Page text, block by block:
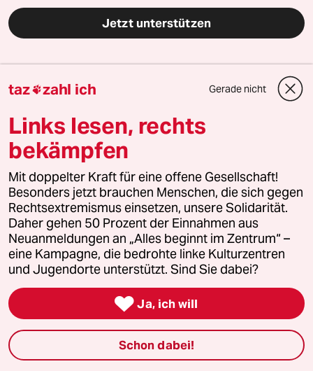
Jetzt unterstützen
Themen
#Russland
#Wladimir Putin
#Homophobie #Buchpreis
#Frankfurter Buchmesse
Feedback Kommentieren Fehlerhinweis
Diesen Artikel teilen
Mehr zum Thema
taz zahl ich Gerade nicht
Links lesen, rechts
bekämpfen
Mit doppelter Kraft für eine offene Gesellschaft!
Besonders jetzt brauchen Menschen, die sich gegen
Rechtsextremismus einsetzen, unsere Solidarität.
Daher gehen 50 Prozent der Einnahmen aus
Neuanmeldungen an „Alles beginnt im Zentrum“ –
eine Kampagne, die bedrohte linke Kulturzentren
und Jugendorte unterstützt. Sind Sie dabei?
 Ja, ich will
Schon dabei!